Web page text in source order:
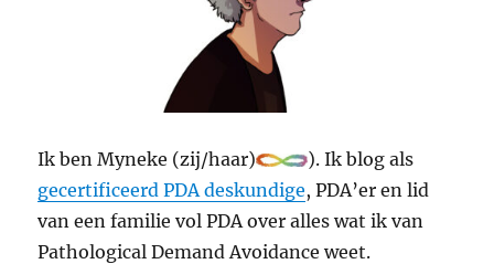
Ik ben Myneke (zij/haar)
). Ik blog als
gecertificeerd PDA deskundige, PDA’er en lid
van een familie vol PDA over alles wat ik van
Pathological Demand Avoidance weet.